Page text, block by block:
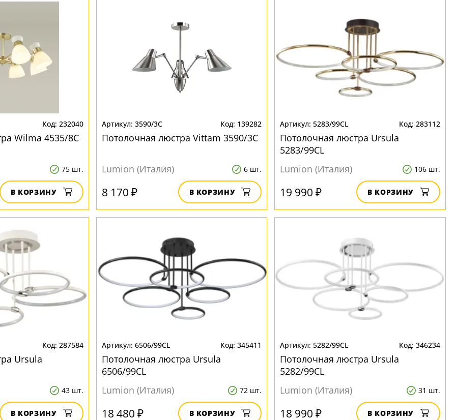
232040
Wilma 4535/8C
75 шт.
В КОРЗИНУ
3590/3C 139282
Потолочная люстра Vittam 3590/3C
Lumion (Италия) 6 шт.
8 170 ₽ В КОРЗИНУ
5283/99CL 283112
Потолочная люстра Ursula
5283/99CL
Lumion (Италия)
106 шт.
19 990 ₽ В КОРЗИНУ
287584
Ursula
43 шт.
В КОРЗИНУ
6506/99CL 345411
Потолочная люстра Ursula
6506/99CL
Lumion (Италия)
72 шт.
18 480 ₽ В КОРЗИНУ
5282/99CL 346234
Потолочная люстра Ursula
5282/99CL
Lumion (Италия)
31 шт.
18 990 ₽ В КОРЗИНУ